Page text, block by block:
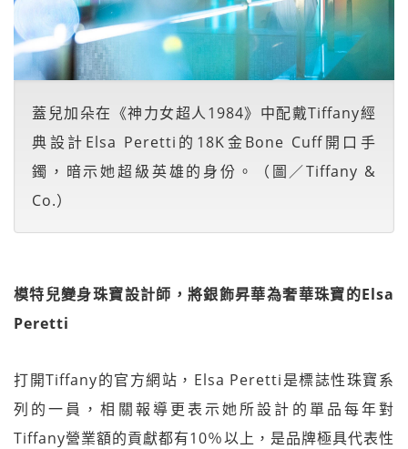
蓋兒加朵在《神力女超人1984》中配戴Tiffany經
典設計Elsa Peretti的18K金Bone Cuff開口手
鐲，暗示她超級英雄的身份。（圖／Tiffany &
Co.）
模特兒變身珠寶設計師，將銀飾昇華為奢華珠寶的Elsa
Peretti
打開Tiffany的官方網站，Elsa Peretti是標誌性珠寶系
列的一員，相關報導更表示她所設計的單品每年對
Tiffany營業額的貢獻都有10％以上，是品牌極具代表性